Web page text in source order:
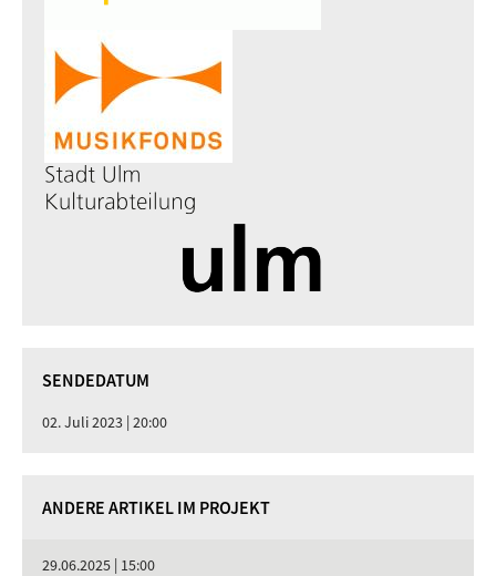
SENDEDATUM
02. Juli 2023 | 20:00
ANDERE ARTIKEL IM PROJEKT
29.06.2025 | 15:00